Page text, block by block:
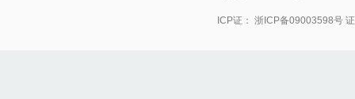
ICP证： 浙ICP备09003598号